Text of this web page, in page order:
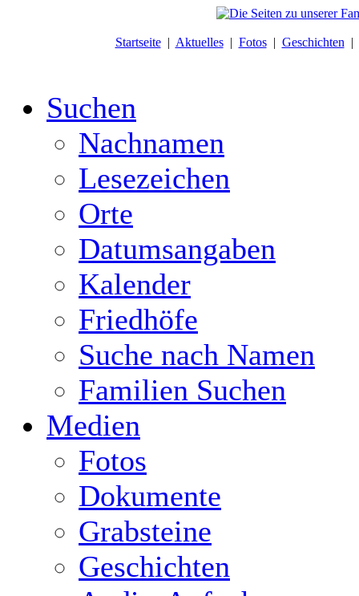
Startseite| Aktuelles| Fotos| Geschichten |
Suchen
Nachnamen
Lesezeichen
Orte
Datumsangaben
Kalender
Friedhöfe
Suche nach Namen
Familien Suchen
Medien
Fotos
Dokumente
Grabsteine
Geschichten